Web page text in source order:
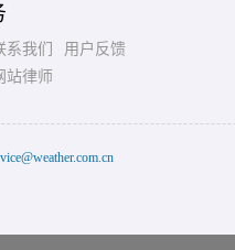
系我们
用户反馈
站律师